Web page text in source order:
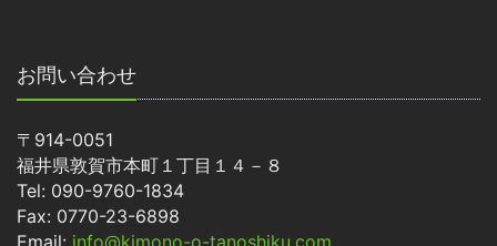
お問い合わせ
〒914-0051
福井県敦賀市本町１丁目１４－８
Tel: 090-9760-1834
Fax: 0770-23-6898
Email: info@kimono-o-tanoshiku.com